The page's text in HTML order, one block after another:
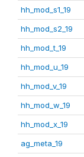
hh_mod_s1_19
hh_mod_s2_19
hh_mod_t_19
hh_mod_u_19
hh_mod_v_19
hh_mod_w_19
hh_mod_x_19
ag_meta_19